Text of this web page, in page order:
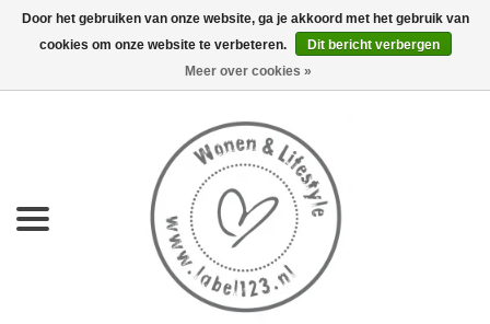
0 Artikelen - €0,00
KEUKEN
Door het gebruiken van onze website, ga je akkoord met het gebruik van
cookies om onze website te verbeteren.
Dit bericht verbergen
Meer over cookies »